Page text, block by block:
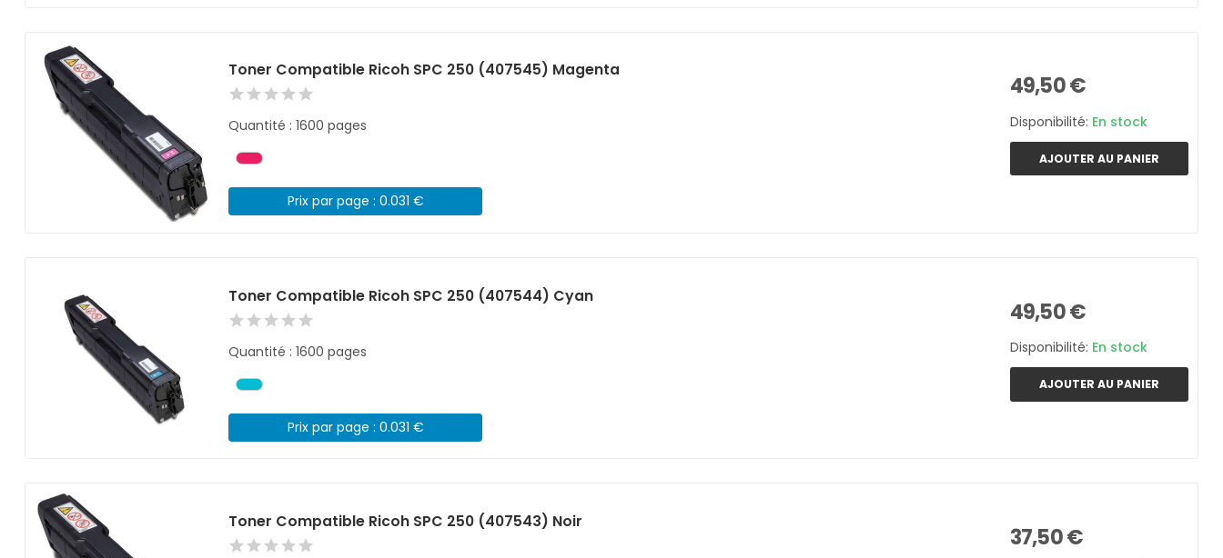
Toner Compatible Ricoh SPC 250 (407545) Magenta
Quantité : 1600 pages
Prix par page : 0.031 €
49,50 €
Disponibilité: En stock
AJOUTER AU PANIER
Toner Compatible Ricoh SPC 250 (407544) Cyan
Quantité : 1600 pages
Prix par page : 0.031 €
49,50 €
Disponibilité: En stock
AJOUTER AU PANIER
Toner Compatible Ricoh SPC 250 (407543) Noir
37,50 €